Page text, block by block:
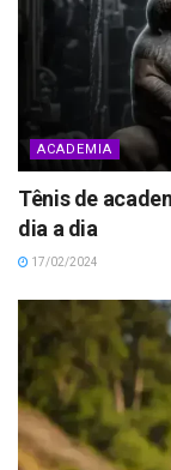
ACADEMIA
Tênis de
dia a dia
17/02/2024